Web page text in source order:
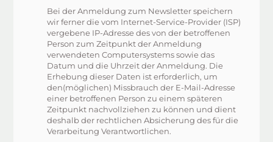
Bei der Anmeldung zum Newsletter speichern
wir ferner die vom Internet-Service-Provider (ISP)
vergebene IP-Adresse des von der betroffenen
Person zum Zeitpunkt der Anmeldung
verwendeten Computersystems sowie das
Datum und die Uhrzeit der Anmeldung. Die
Erhebung dieser Daten ist erforderlich, um
den(möglichen) Missbrauch der E-Mail-Adresse
einer betroffenen Person zu einem späteren
Zeitpunkt nachvollziehen zu können und dient
deshalb der rechtlichen Absicherung des für die
Verarbeitung Verantwortlichen.